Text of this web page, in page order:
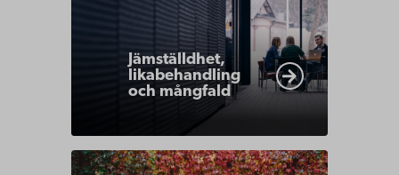
Jämställdhet,
likabehandling
och mångfald
Link